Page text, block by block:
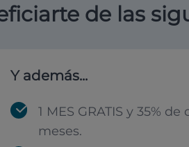
de las
Y además...
1 MES GRATIS y 35%
meses.